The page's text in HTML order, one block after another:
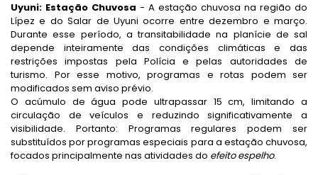
Uyuni: Estação Chuvosa - A estação chuvosa na região do
Lípez e do Salar de Uyuni ocorre entre dezembro e março.
Durante esse período, a transitabilidade na planície de sal
depende inteiramente das condições climáticas e das
restrições impostas pela Polícia e pelas autoridades de
turismo. Por esse motivo, programas e rotas podem ser
modificados sem aviso prévio.
O acúmulo de água pode ultrapassar 15 cm, limitando a
circulação de veículos e reduzindo significativamente a
visibilidade. Portanto: Programas regulares podem ser
substituídos por programas especiais para a estação chuvosa,
focados principalmente nas atividades do efeito espelho.